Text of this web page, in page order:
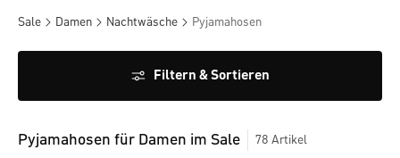
Sale Damen Nachtwäsche Pyjamahosen
Filtern & Sortieren
Pyjamahosen für Damen im Sale 78 Artikel